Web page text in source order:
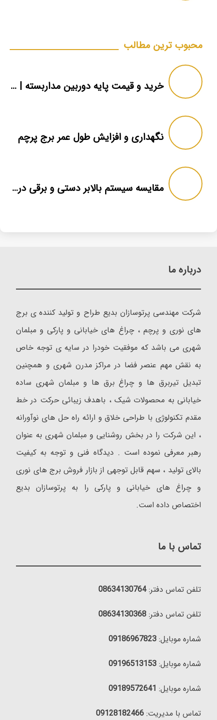
محبوب ترین مطالب
خرید و قیمت پایه دوربین مداربسته | دکل دوربین
نگهداری و افزایش طول عمر برج پرچم
مقایسه سیستم بالابر دستی و برقی در برج پرچم
درباره ما
شرکت مهندسی پرتوسازان بدیع طراح و تولید کننده ی برج
های نوری و پرچم ، چراغ های خیابانی و پارکی و مبلمان
شهری می باشد که موفقیت خودرا در سایه ی توجه خاص
به نقش مهم عنصر فضا در مراکز مدرن شهری و همچنین
تبدیل تیربرق ها و چراغ برق ها و مبلمان شهری ساده
خیابانی به محصولات شیک ، باهدف زیبائی حرکت در خط
مقدم تکنولوژی با طراحی خلاق و ارائه راه حل های نوآورانه
، این شرکت را در بخش روشنایی و مبلمان شهری به عنوان
رهبر معرفی نموده است . دیدگاه فنی و توجه به کیفیت
بالای تولید ، سهم قابل توجهی از بازار فروش برج های نوری
و چراغ های خیابانی و پارکی را به پرتوسازان بدیع
اختصاص داده است.
تماس با ما
تلفن تماس دفتر:08634130764
تلفن تماس دفتر:08634130368
شماره موبایل:09186967823
شماره موبایل:09196513153
شماره موبایل: 09189572641
تماس با مدیریت:09128182466